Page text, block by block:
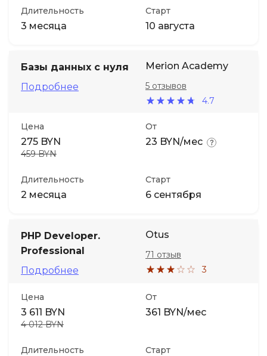
Длительность
3 месяца
Старт
10 августа
Базы данных с нуля
Подробнее
Merion Academy
4.7
5 отзывов
Цена
275 BYN
459 BYN
От
23 BYN/мес
Длительность
2 месяца
Старт
6 сентября
PHP Developer.
Professional
Подробнее
Otus
3
71 отзыв
Цена
3 611 BYN
4 012 BYN
От
361 BYN/мес
Длительность Старт